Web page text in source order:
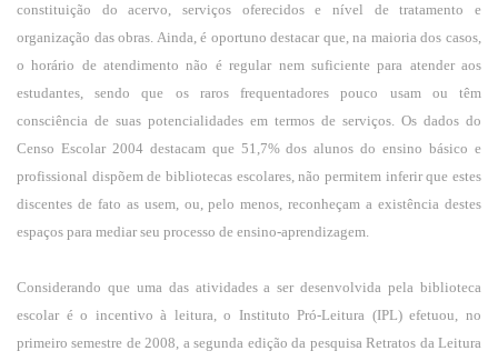
constituição do acervo, serviços oferecidos e nível de tratamento e
organização das obras. Ainda, é oportuno destacar que, na maioria dos casos,
o horário de atendimento não é regular nem suficiente para atender aos
estudantes, sendo que os raros frequentadores pouco usam ou têm
consciência de suas potencialidades em termos de serviços. Os dados do
Censo Escolar 2004 destacam que 51,7% dos alunos do ensino básico e
profissional dispõem de bibliotecas escolares, não permitem inferir que estes
discentes de fato as usem, ou, pelo menos, reconheçam a existência destes
espaços para mediar seu processo de ensino-aprendizagem.
Considerando que uma das atividades a ser desenvolvida pela biblioteca
escolar é o incentivo à leitura, o Instituto Pró-Leitura (IPL) efetuou, no
primeiro semestre de 2008, a segunda edição da pesquisa Retratos da Leitura